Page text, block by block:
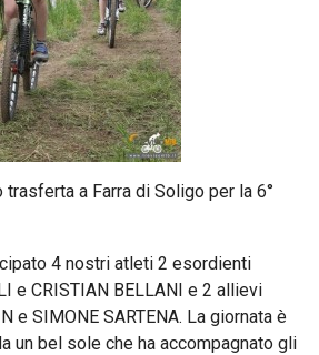
a Farra di Soligo per la 6°
4 nostri atleti 2 esordienti
e CRISTIAN BELLANI e 2 allievi
e SIMONE SARTENA. La giornata è
un bel sole che ha accompagnato gli